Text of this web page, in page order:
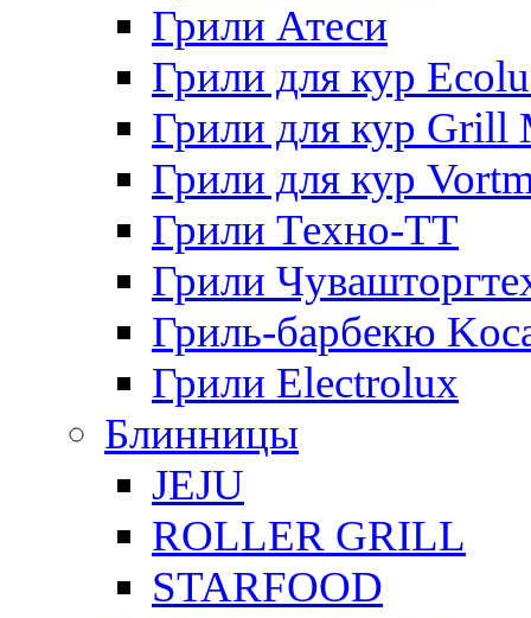
Грили Атеси
Грили для кур
Грили для кур Grill
Грили для кур
Грили Техно-ТТ
Грили
Гриль-барбекю
Грили Electrolux
Блинницы
JEJU
ROLLER GRILL
STARFOOD